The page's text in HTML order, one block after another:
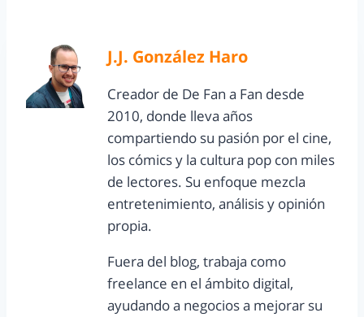
J.J. González Haro
Creador de De Fan a Fan desde
2010, donde lleva años
compartiendo su pasión por el cine,
los cómics y la cultura pop con miles
de lectores. Su enfoque mezcla
entretenimiento, análisis y opinión
propia.
Fuera del blog, trabaja como
freelance en el ámbito digital,
ayudando a negocios a mejorar su